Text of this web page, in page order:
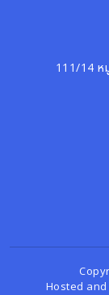
111/14 ห
Hosted